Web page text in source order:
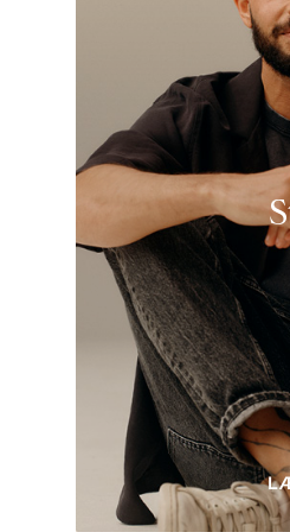
Vær foran
kunnskap for
rimelig og
kunder over
dine unike
H & M, og
hvor du